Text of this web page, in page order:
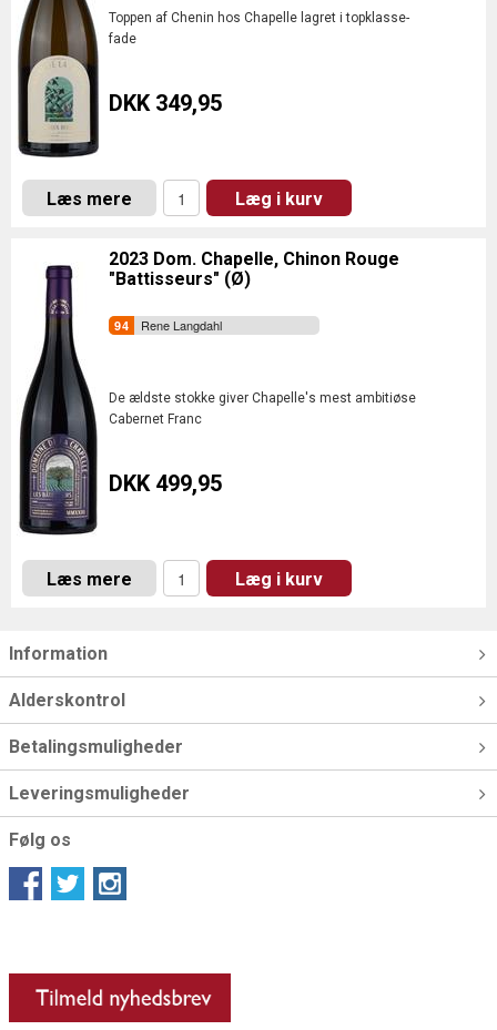
Toppen af Chenin hos Chapelle lagret i topklasse-
fade
DKK 349,95
Læs mere Læg i kurv
2023 Dom. Chapelle, Chinon Rouge
"Battisseurs" (Ø)
Rene Langdahl
De ældste stokke giver Chapelle's mest ambitiøse
Cabernet Franc
DKK 499,95
Læs mere Læg i kurv
Information
Alderskontrol
Betalingsmuligheder
Leveringsmuligheder
Følg os